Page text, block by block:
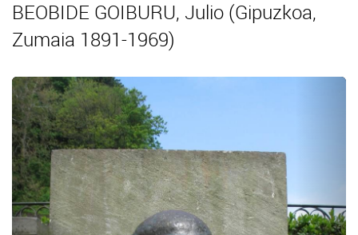
BEOBIDE GOIBURU, Julio (Gipuzkoa,
Zumaia 1891-1969)